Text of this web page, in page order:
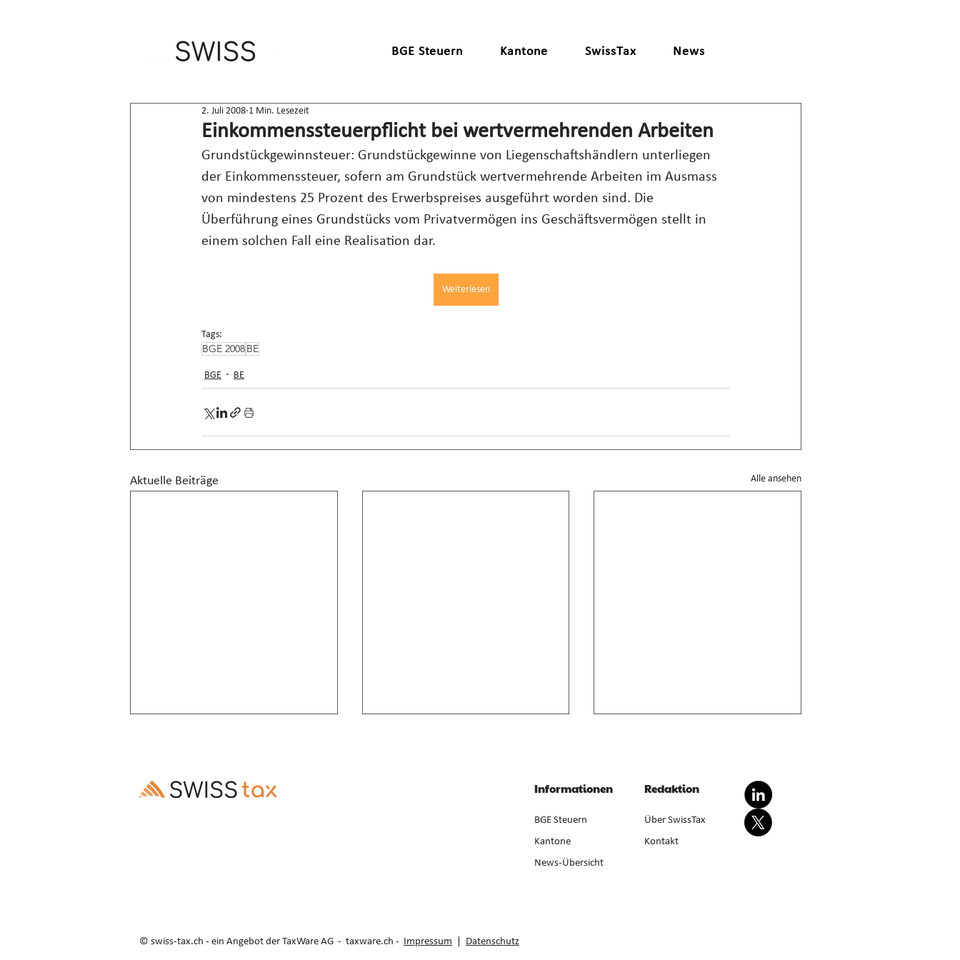
BGE Steuern Kantone SwissTax News
Einkommenssteuerpflicht bei wertvermehrenden Arbeiten
2. Juli 2008 1 Min. Lesezeit
Grundstückgewinnsteuer: Grundstückgewinne von Liegenschaftshändlern unterliegen
der Einkommenssteuer, sofern am Grundstück wertvermehrende Arbeiten im Ausmass
von mindestens 25 Prozent des Erwerbspreises ausgeführt worden sind. Die
Überführung eines Grundstücks vom Privatvermögen ins Geschäftsvermögen stellt in
einem solchen Fall eine Realisation dar.
Weiterlesen
Tags:
BGE 2008BE
BGE BE
Aktuelle Beiträge Alle ansehen
Ausschluss des Rentenaufschubs bei
Altersrenten, die Invalidenrenten
Liquidationsgewinn aus
Neubewertung von Anlagevermögen
ist gesondert steuerbar, bei Aufgabe
der Erwerbstätigkeit (E. 5.4.1–5.4.3).
Informationen
BGE Steuern
Kantone
Redaktion
Über SwissTax
Kontakt
News-Übersicht
© swiss-tax.ch - ein Angebot der TaxWare AG - taxware.ch - Impressum Datenschutz